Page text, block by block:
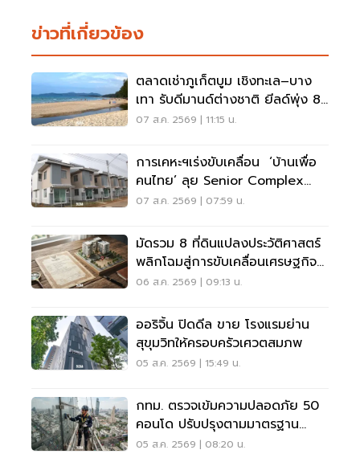
ข่าวที่เกี่ยวข้อง
ตลาดเช่าภูเก็ตบูม เชิงทะเล–บาง
เทา รับดีมานด์ต่างชาติ ยีลด์พุ่ง 8-
12%
07 ส.ค. 2569 | 11:15 น.
การเคหะฯเร่งขับเคลื่อน ‘บ้านเพื่อ
คนไทย’ ลุย Senior Complex
ฟื้นฟูเมือง
07 ส.ค. 2569 | 07:59 น.
มัดรวม 8 ที่ดินแปลงประวัติศาสตร์
พลิกโฉมสู่การขับเคลื่อนเศรษฐกิจ
เมือง
06 ส.ค. 2569 | 09:13 น.
ออริจิ้น ปิดดีล ขาย โรงแรมย่าน
สุขุมวิทให้ครอบครัวเศวตสมภพ
05 ส.ค. 2569 | 15:49 น.
กทม. ตรวจเข้มความปลอดภัย 50
คอนโด ปรับปรุงตามมาตรฐาน
เคร่งครัด
05 ส.ค. 2569 | 08:20 น.